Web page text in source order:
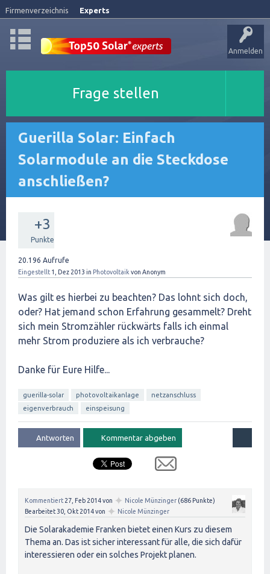
Firmenverzeichnis Experts
Anmelden
Frage stellen
Guerilla Solar: Einfach
Solarmodule an die Steckdose
anschließen?
+3
Punkte
20.196 Aufrufe
Eingestellt 1, Dez 2013 in Photovoltaik von Anonym
Was gilt es hierbei zu beachten? Das lohnt sich doch,
oder? Hat jemand schon Erfahrung gesammelt? Dreht
sich mein Stromzähler rückwärts falls ich einmal
mehr Strom produziere als ich verbrauche?
Danke für Eure Hilfe...
guerilla-solar photovoltaikanlage
netzanschluss
eigenverbrauch
einspeisung
Kommentiert 27, Feb 2014von ✦ Nicole Münzinger (686 Punkte)
Bearbeitet 30, Okt 2014von ✦ Nicole Münzinger
Die Solarakademie Franken bietet einen Kurs zu diesem
Thema an. Das ist sicher interessant für alle, die sich dafür
interessieren oder ein solches Projekt planen.